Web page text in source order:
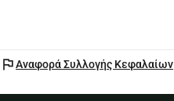
flagΑναφορά Συλλογής Κεφαλαίων